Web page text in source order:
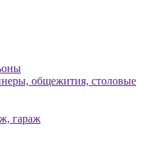
общежития, столовые
гараж